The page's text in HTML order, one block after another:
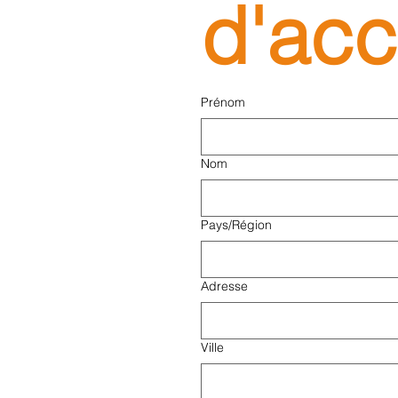
Prénom
Nom
Multi-line address
Pays/Région
Adresse
Ville